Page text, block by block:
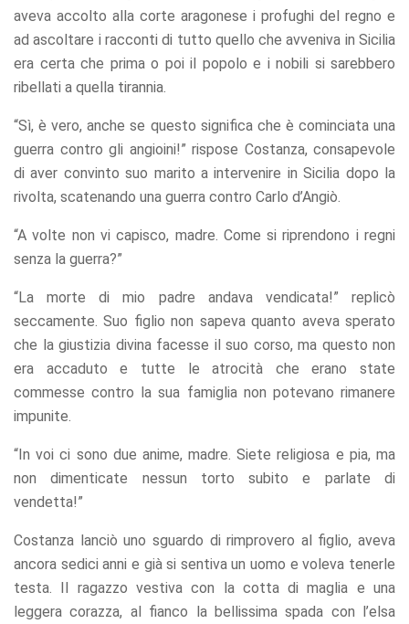
aveva accolto alla corte aragonese i profughi del regno e
ad ascoltare i racconti di tutto quello che avveniva in Sicilia
era certa che prima o poi il popolo e i nobili si sarebbero
ribellati a quella tirannia.
“Sì, è vero, anche se questo significa che è cominciata una
guerra contro gli angioini!” rispose Costanza, consapevole
di aver convinto suo marito a intervenire in Sicilia dopo la
rivolta, scatenando una guerra contro Carlo d’Angiò.
“A volte non vi capisco, madre. Come si riprendono i regni
senza la guerra?”
“La morte di mio padre andava vendicata!” replicò
seccamente. Suo figlio non sapeva quanto aveva sperato
che la giustizia divina facesse il suo corso, ma questo non
era accaduto e tutte le atrocità che erano state
commesse contro la sua famiglia non potevano rimanere
impunite.
“In voi ci sono due anime, madre. Siete religiosa e pia, ma
non dimenticate nessun torto subito e parlate di
vendetta!”
Costanza lanciò uno sguardo di rimprovero al figlio, aveva
ancora sedici anni e già si sentiva un uomo e voleva tenerle
testa. Il ragazzo vestiva con la cotta di maglia e una
leggera corazza, al fianco la bellissima spada con l’elsa